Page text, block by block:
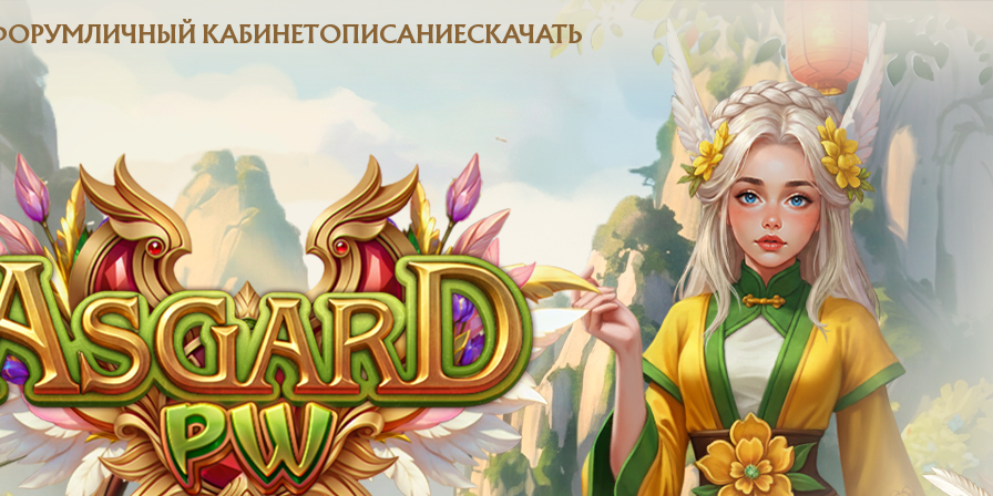
ЛИЧНЫЙ КАБИНЕТ ОПИСАНИЕСКАЧАТЬ